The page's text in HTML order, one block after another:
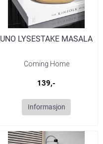
UNO LYSESTAKE MASALA
Coming Home
139,-
Informasjon